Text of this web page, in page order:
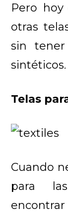
Pero
otras
sin
sintéticos.
Telas
Cuando
para